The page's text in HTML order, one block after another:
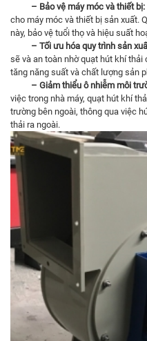
– Bảo vệ máy móc và thiết bị:
cho máy móc và thiết bị sản xuất.
này, bảo vệ tuổi thọ và hiệu suất
– Tối ưu hóa quy trình sản
sẽ và an toàn nhờ quạt hút khí thải
tăng năng suất và chất lượng sản
– Giảm thiểu ô nhiễm môi
việc trong nhà máy, quạt hút khí
trường bên ngoài, thông qua việc
thải ra ngoài.